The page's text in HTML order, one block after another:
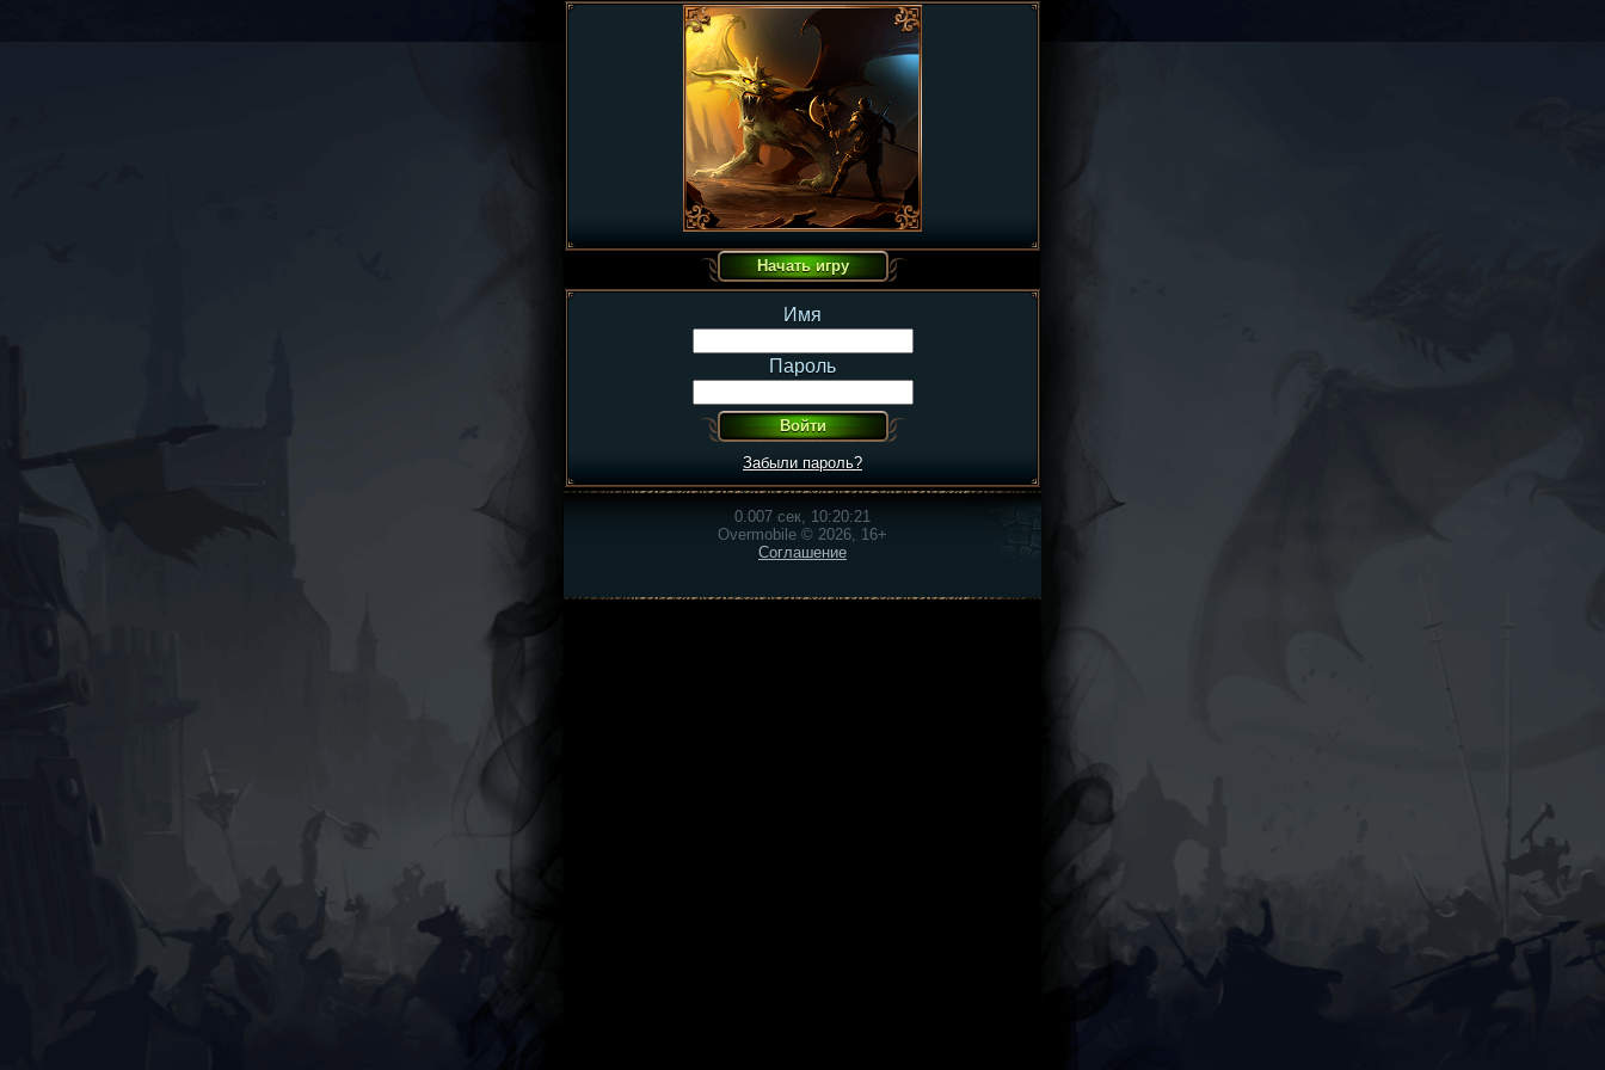
Имя
Пароль
Забыли пароль?
0.007 сек, 10:20:21
Overmobile © 2026, 16+
Соглашение